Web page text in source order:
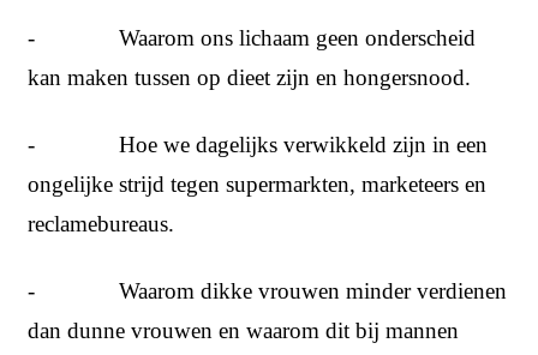
- Waarom ons lichaam geen onderscheid
kan maken tussen op dieet zijn en hongersnood.
- Hoe we dagelijks verwikkeld zijn in een
ongelijke strijd tegen supermarkten, marketeers en
reclamebureaus.
- Waarom dikke vrouwen minder verdienen
dan dunne vrouwen en waarom dit bij mannen